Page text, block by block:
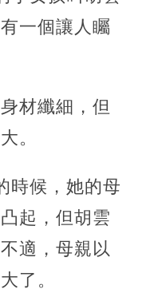
一個讓人矚
材纖細，但
。
時候，她的母
起，但胡雲
適，母親以
了。